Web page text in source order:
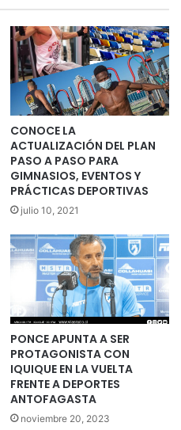
CONOCE LA
ACTUALIZACIÓN DEL PLAN
PASO A PASO PARA
GIMNASIOS, EVENTOS Y
PRÁCTICAS DEPORTIVAS
julio 10, 2021
PONCE APUNTA A SER
PROTAGONISTA CON
IQUIQUE EN LA VUELTA
FRENTE A DEPORTES
ANTOFAGASTA
noviembre 20, 2023